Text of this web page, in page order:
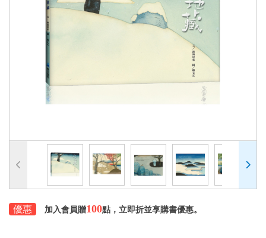
優惠 加入會員贈100點，立即折並享購書優惠。